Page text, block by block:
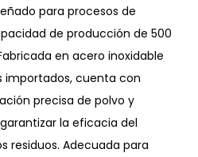
para procesos de
de producción de 500
en acero inoxidable
importados, cuenta con
precisa de polvo y
la eficacia del
residuos. Adecuada para